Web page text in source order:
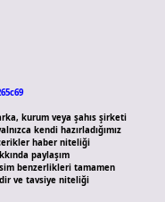
kurum veya şahıs şirketi
kendi hazırladığımız
haber niteliği
paylaşım
benzerlikleri tamamen
ve tavsiye niteliği